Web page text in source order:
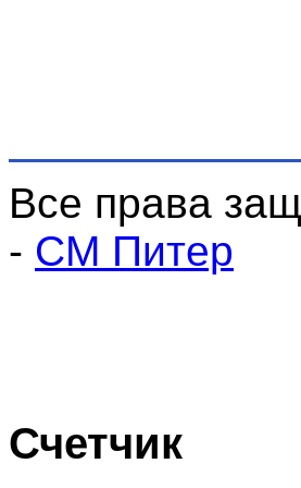
Все права
- СМ Питер
Счетчик